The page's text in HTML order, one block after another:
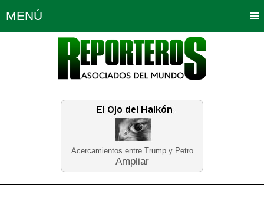
Acercamientos entre Trump y Petro
Ampliar
MENÚ
Política Opinión Bogotá
Planeta Tierra Deportes
Educación Neira